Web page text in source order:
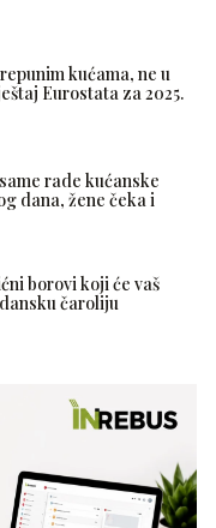
kućama, ne u
Eurostata za 2025.
rade kućanske
dana, žene čeka i
borovi koji će vaš
čaroliju